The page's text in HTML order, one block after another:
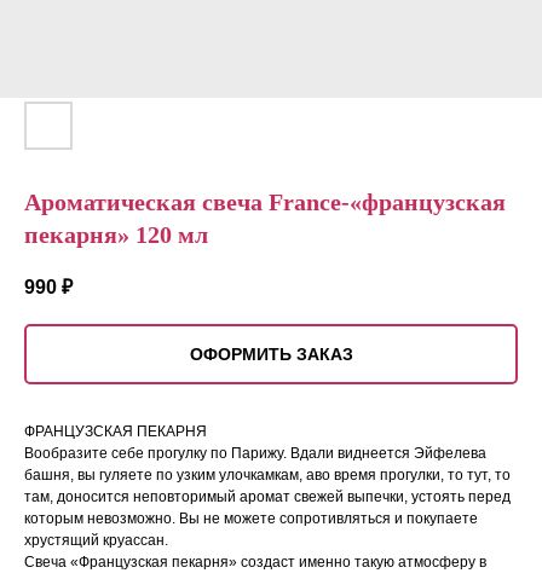
Ароматическая свеча France-«французская
пекарня» 120 мл
990 ₽
ОФОРМИТЬ ЗАКАЗ
ФРАНЦУЗСКАЯ ПЕКАРНЯ
Вообразите себе прогулку по Парижу. Вдали виднеется Эйфелева
башня, вы гуляете по узким улочкамкам, аво время прогулки, то тут, то
там, доносится неповторимый аромат свежей выпечки, устоять перед
которым невозможно. Вы не можете сопротивляться и покупаете
хрустящий круассан.
Свеча «Французская пекарня» создаст именно такую атмосферу в